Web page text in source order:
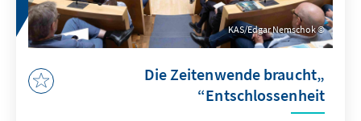
KAS/Edgar Nemschok
„Die Zeitenwende braucht
Entschlossenheit“